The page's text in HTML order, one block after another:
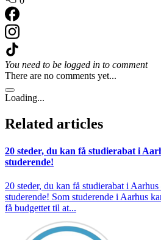
You need to be logged in to comment
There are no comments yet...
Loading...
Related articles
20 steder, du kan få studierabat i
studerende!
20 steder, du kan få studierabat i
studerende! Som studerende i Aarhus
få budgettet til at...